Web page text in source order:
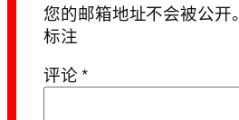
您的邮箱地址不会被公开。
标注
评论*